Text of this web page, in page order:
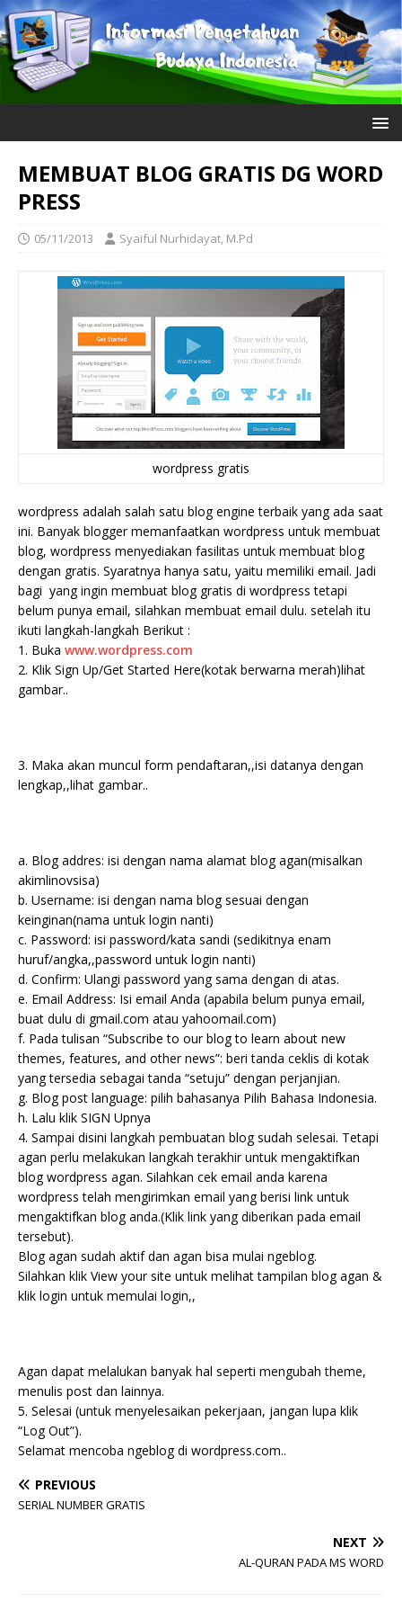
MEMBUAT BLOG GRATIS DG WORD
PRESS
05/11/2013 Syaiful Nurhidayat, M.Pd
wordpress gratis
wordpress adalah salah satu blog engine terbaik yang ada saat
ini. Banyak blogger memanfaatkan wordpress untuk membuat
blog, wordpress menyediakan fasilitas untuk membuat blog
dengan gratis. Syaratnya hanya satu, yaitu memiliki email. Jadi
bagi yang ingin membuat blog gratis di wordpress tetapi
belum punya email, silahkan membuat email dulu. setelah itu
ikuti langkah-langkah Berikut :
1. Buka www.wordpress.com
2. Klik Sign Up/Get Started Here(kotak berwarna merah)lihat
gambar..
3. Maka akan muncul form pendaftaran,,isi datanya dengan
lengkap,,lihat gambar..
a. Blog addres: isi dengan nama alamat blog agan(misalkan
akimlinovsisa)
b. Username: isi dengan nama blog sesuai dengan
keinginan(nama untuk login nanti)
c. Password: isi password/kata sandi (sedikitnya enam
huruf/angka,,password untuk login nanti)
d. Confirm: Ulangi password yang sama dengan di atas.
e. Email Address: Isi email Anda (apabila belum punya email,
buat dulu di gmail.com atau yahoomail.com)
f. Pada tulisan “Subscribe to our blog to learn about new
themes, features, and other news”: beri tanda ceklis di kotak
yang tersedia sebagai tanda “setuju” dengan perjanjian.
g. Blog post language: pilih bahasanya Pilih Bahasa Indonesia.
h. Lalu klik SIGN Upnya
4. Sampai disini langkah pembuatan blog sudah selesai. Tetapi
agan perlu melakukan langkah terakhir untuk mengaktifkan
blog wordpress agan. Silahkan cek email anda karena
wordpress telah mengirimkan email yang berisi link untuk
mengaktifkan blog anda.(Klik link yang diberikan pada email
tersebut).
Blog agan sudah aktif dan agan bisa mulai ngeblog.
Silahkan klik View your site untuk melihat tampilan blog agan &
klik login untuk memulai login,,
Agan dapat melalukan banyak hal seperti mengubah theme,
menulis post dan lainnya.
5. Selesai (untuk menyelesaikan pekerjaan, jangan lupa klik
“Log Out”).
Selamat mencoba ngeblog di wordpress.com..
PREVIOUS
SERIAL NUMBER GRATIS
NEXT
AL-QURAN PADA MS WORD